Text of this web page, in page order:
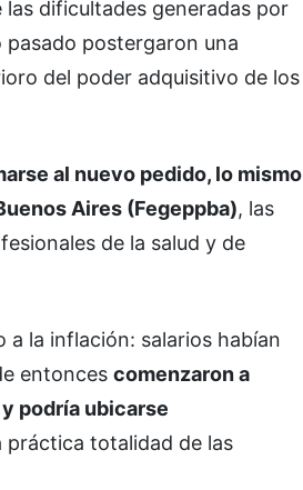
las dificultades generadas por
pasado postergaron una
del poder adquisitivo de los
al nuevo pedido, lo mismo
Aires (Fegeppba), las
de la salud y de
a la inflación: salarios habían
entonces comenzaron a
podría ubicarse
práctica totalidad de las